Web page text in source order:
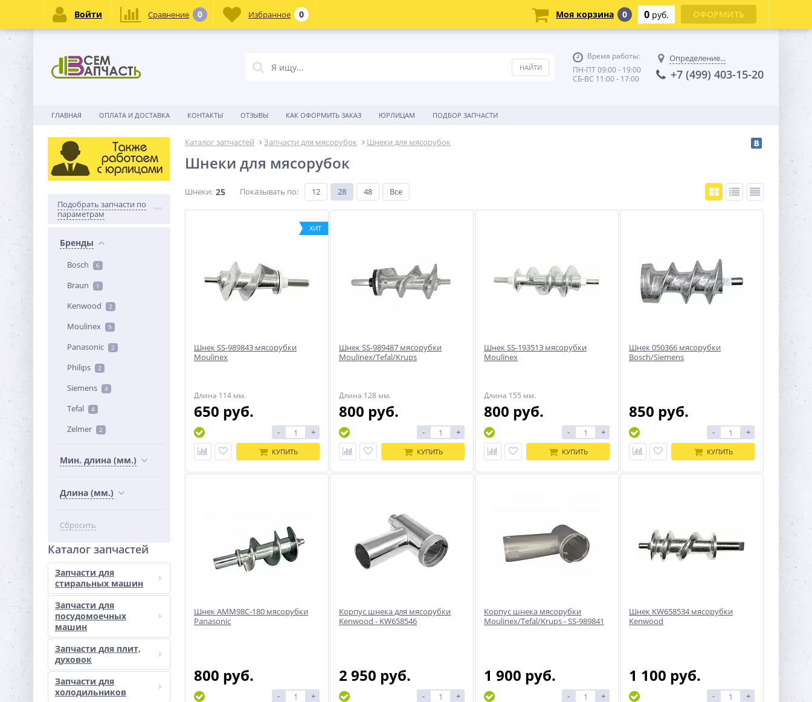
Время работы:
ПН-ПТ 09:00 - 19:00
СБ-ВС 11:00 - 17:00
Определение...
+7 (499) 403-15-20
ГЛАВНАЯ ОПЛАТА И ДОСТАВКА КОНТАКТЫ ОТЗЫВЫ КАК ОФОРМИТЬ ЗАКАЗ ЮРЛИЦАМ ПОДБОР ЗАПЧАСТИ
Подобрать запчасти по
параметрам
Бренды
Bosch 6
Braun 1
Kenwood 2
Moulinex 9
Panasonic 2
Philips 2
Siemens 4
Tefal 4
Zelmer 2
Мин. длина (мм.)
Длина (мм.)
Сбросить
Каталог запчастей
Запчасти для
стиральных машин
Запчасти для
посудомоечных
машин
Запчасти для плит,
духовок
Запчасти для
холодильников
Каталог запчастей Запчасти для мясорубок Шнеки для мясорубок
Шнеки для мясорубок
Шнеки: 25 Показывать по: 12 28 48 Все
ХИТ
Шнек SS-989843 мясорубки
Moulinex
Длина 114 мм.
650 руб.
- +
КУПИТЬ
Шнек SS-989487 мясорубки
Moulinex/Tefal/Krups
Длина 128 мм.
800 руб.
- +
КУПИТЬ
Шнек SS-193513 мясорубки
Moulinex
Длина 155 мм.
800 руб.
- +
КУПИТЬ
Шнек 050366 мясорубки
Bosch/Siemens
850 руб.
- +
КУПИТЬ
Шнек AMM98C-180 мясорубки
Panasonic
800 руб.
- +
Корпус шнека для мясорубки
Kenwood - KW658546
2 950 руб.
- +
Корпус шнека мясорубки
Moulinex/Tefal/Krups - SS-989841
1 900 руб.
- +
Шнек KW658534 мясорубки
Kenwood
1 100 руб.
- +
Войти Сравнение 0 Избранное 0 Моя корзина 0 0 руб. ОФОРМИТЬ